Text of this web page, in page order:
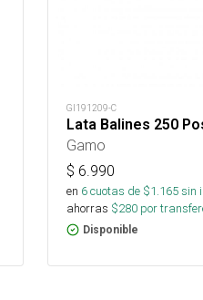
GI191209-C
Lata Balines 250
Gamo
$ 6.990
en 6cuotas de $1.165sin
ahorras $280 por
Disponible